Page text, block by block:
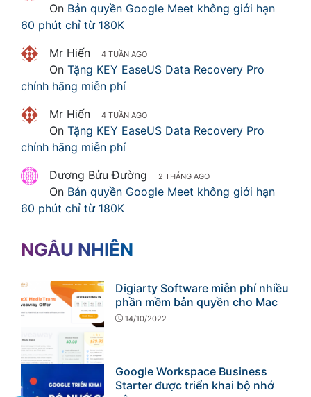
On Bản quyền Google Meet không giới hạn
60 phút chỉ từ 180K
Mr Hiến
4 TUẦN AGO
On Tặng KEY EaseUS Data Recovery Pro
chính hãng miễn phí
Mr Hiến
4 TUẦN AGO
On Tặng KEY EaseUS Data Recovery Pro
chính hãng miễn phí
Dương Bửu Đường
2 THÁNG AGO
On Bản quyền Google Meet không giới hạn
60 phút chỉ từ 180K
NGẪU NHIÊN
Digiarty Software miễn phí nhiều
phần mềm bản quyền cho Mac
14/10/2022
Google Workspace Business
Starter được triển khai bộ nhớ